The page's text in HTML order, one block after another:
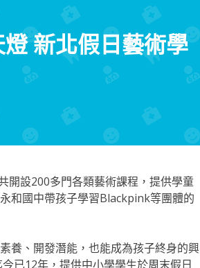
新北假日藝術學
開設200多門各類藝術課程，提供學童
和國中帶孩子學習Blackpink等團體的
養、開發潛能，也能成為孩子終身的興
已12年，提供中小學學生於周末假日